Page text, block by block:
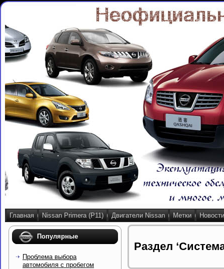
Главная Nissan Primera (P11) Двигатели Nissan Метки Новости
Популярные
Проблема выбора
автомобиля с пробегом
Раздел